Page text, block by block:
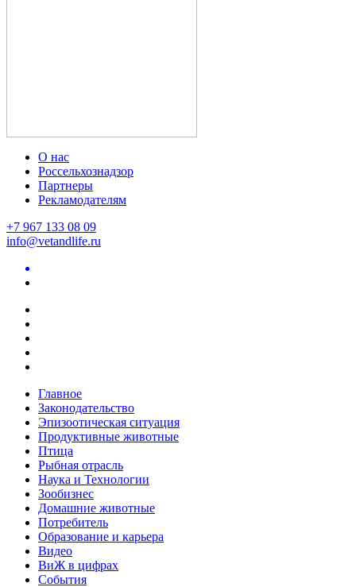
О нас
Россельхознадзор
Партнеры
Рекламодателям
+7 967 133 08 09
info@vetandlife.ru
Главное
Законодательство
Эпизоотическая ситуация
Продуктивные животные
Птица
Рыбная отрасль
Наука и Технологии
Зообизнес
Домашние животные
Потребитель
Образование и карьера
Видео
ВиЖ в цифрах
События